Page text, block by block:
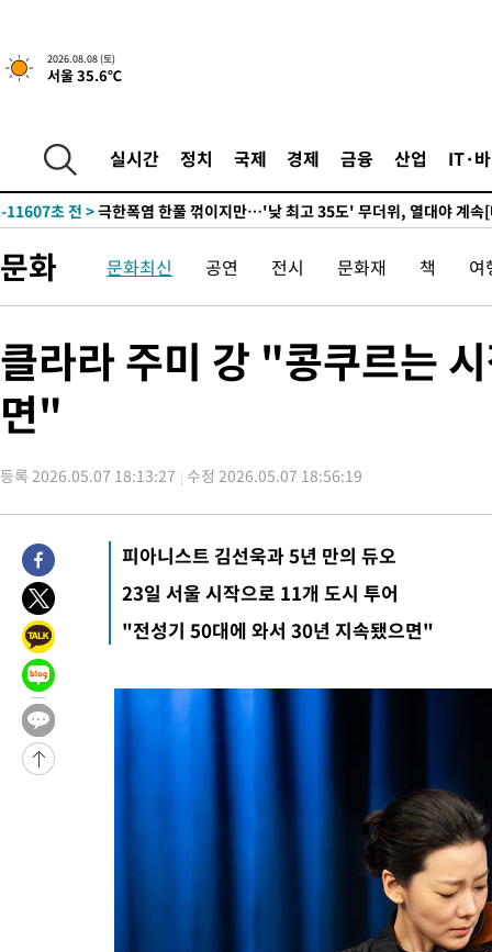
2026.08.08 (토)
서울 35.6℃
실시간 정치 국제 경제 금융 산업 IT·
-20760초 전 >백운산서 80년근 천종산삼 9뿌리 발견…감정가 1.3억원
-18470초 전 >선재도서 해루질 나섰다 실종 60대, 닷새 만에 숨진 채 발견
-15380초 전 >
여수 오동도 해상서 모터보트 전복…1명 사망·1명 실종
-11607초 전 >
주 날씨]
-8625초 전 > 축구협회 "압수수색·성접대 논란 사과…쇄신의 기회로 삼겠다"
송"
1시간 전 >
'최고 37도' 폭염 지속…강원동해안 최대 150㎜ 비
3시간 전 >[속보]뉴욕증시 상승 마감…S&P 0.6% 나스닥 1.3%↑
틀레티코 이적"
-31759초 전 >수도권 40도 육박 '펄펄'…동해안 일부 지역엔 호의주의보
-30728초 전 >
-24673초 전 >
-18490초 전 >선재도서 해루질 나섰다 실종 60대, 닷새 만에 숨진 채 발견
-16024초 전 >남자 농구, 나고야 아시안게임서 '홈팀' 일본과 한일전
-15400초 전 >
여수 오동도 해상서 모터보트 전복…1명 사망·1명 실종
-11627초 전 >
극한폭염 한풀 꺾이지만…'낮 최고 35도' 무더위, 열대야 계속
주 날씨]
-8645초 전 >
-7162초 전 >
[속보]'압수수색·성접대 논란' 축구협회 "실망과 걱정 안겨드려
송"
1시간 전 >
3시간 전 >
[속보]뉴욕증시 상승 마감…S&P 0.6% 나스닥 1.3%↑
문화 문화최신 공연 전시 문화재 책 여
클라라 주미 강 "콩쿠르는
면"
등록 2026.05.07 18:13:27 수정 2026.05.07 18:56:19
피아니스트 김선욱과 5년 만의 듀오
23일 서울 시작으로 11개 도시 투어
"전성기 50대에 와서 30년 지속됐으면"